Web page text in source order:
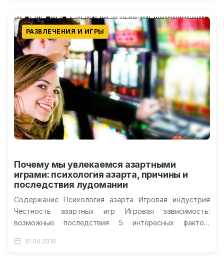
РАЗВЛЕЧЕНИЯ И ИГРЫ
Почему мы увлекаемся азартными
играми: психология азарта, причины и
последствия лудомании
Содержание Психология азарта Игровая индустрия
Честность азартных игр Игровая зависимость:
возможные последствия 5 интересных фактов,
увлечений азартными играми Почему…
10.04.2016